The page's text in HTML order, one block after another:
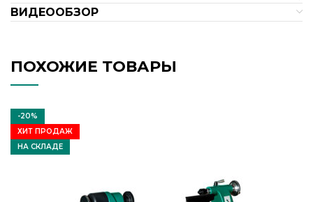
ВИДЕООБЗОР
ПОХОЖИЕ ТОВАРЫ
-20%
ХИТ ПРОДАЖ
НА СКЛАДЕ